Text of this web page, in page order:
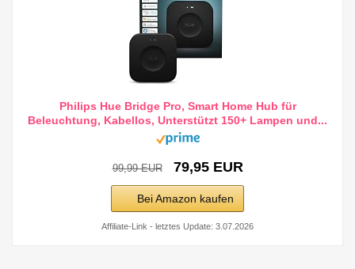
Philips Hue Bridge Pro, Smart Home Hub für
Beleuchtung, Kabellos, Unterstützt 150+ Lampen und...
99,99 EUR 79,95 EUR
Bei Amazon kaufen
Affiliate-Link - letztes Update: 3.07.2026